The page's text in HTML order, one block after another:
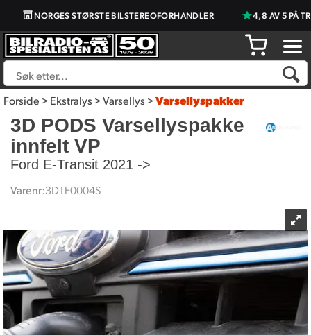
NORGES STØRSTE BILSTEREOFORHANDLER 4,8 AV 5 PÅ
Forside>Ekstralys>Varsellys>Varsellyspakker
3D PODS Varsellyspakke
innfelt VP
Ford E-Transit 2021 ->
Varenr:3DTE0004S